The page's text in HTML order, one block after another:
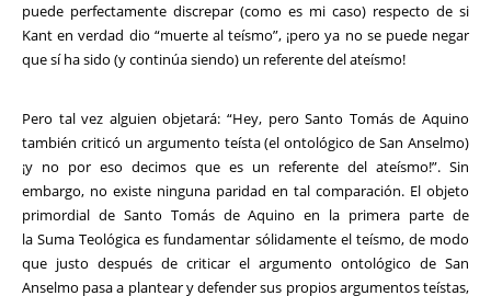
puede perfectamente discrepar (como es mi caso) respecto de si
Kant en verdad dio “muerte al teísmo”, ¡pero ya no se puede negar
que sí ha sido (y continúa siendo) un referente del ateísmo!
Pero tal vez alguien objetará: “Hey, pero Santo Tomás de Aquino
también criticó un argumento teísta (el ontológico de San Anselmo)
¡y no por eso decimos que es un referente del ateísmo!”. Sin
embargo, no existe ninguna paridad en tal comparación. El objeto
primordial de Santo Tomás de Aquino en la primera parte de
la Suma Teológica es fundamentar sólidamente el teísmo, de modo
que justo después de criticar el argumento ontológico de San
Anselmo pasa a plantear y defender sus propios argumentos teístas,